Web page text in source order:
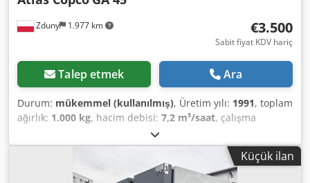
Zduny 1.977 km €3.500
Sabit fiyat KDV hariç
Talep etmek Ara
Durum: mükemmel (kullanılmış), Üretim yılı: 1991, toplam
ağırlık: 1.000 kg, hacim debisi: 7,2 m³/saat, çalışma
400 V
COPCO GA 45 Soğutmalı kurutucu ile Motor 45 kW Kapasite
7,20 m3/dak Basınç 7,5 bar Kompresör tamamen çalışır
durumda. Dwsdpfx Aksukvvaoaea
Küçük ilan